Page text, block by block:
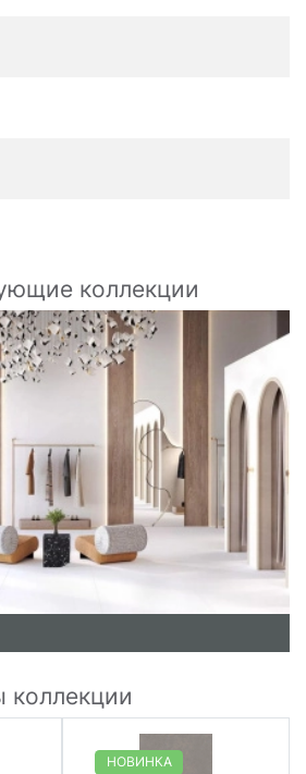
коллекции
коллекции
НОВИНКА